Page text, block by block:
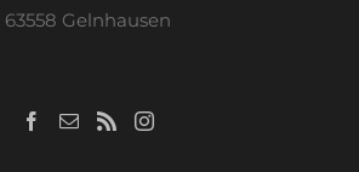
63558 Gelnhausen